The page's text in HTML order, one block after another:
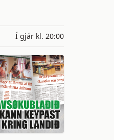
Í gjár kl. 20:00